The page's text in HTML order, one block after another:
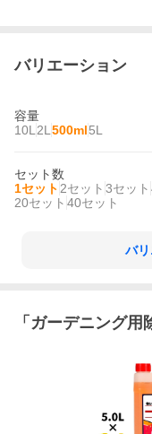
バリエーション
容量
10L 2L 500ml5L
セット数
1セット 2セット 3セット
20セット 40セット
バ
「 ガーデニング用